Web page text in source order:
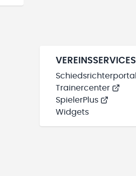
VEREINSSERVICES
Schiedsrichterportal
Trainercenter
SpielerPlus
Widgets